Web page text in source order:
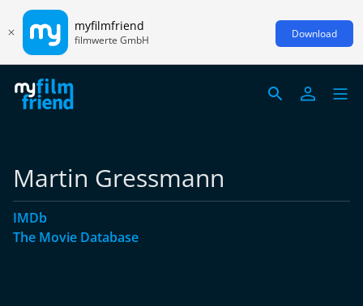
myfilmfriend
filmwerte GmbH Download
Martin Gressmann
IMDb
The Movie Database